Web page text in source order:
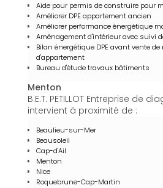
Aide pour permis de construire pour
Améliorer DPE appartement ancien
Améliorer performance énergétique
Aménagement d'intérieur avec suivi
Bilan énergétique DPE avant vente
d'appartement
Bureau d'étude travaux bâtiments
Menton
B.E.T. PETILLOT Entreprise de
intervient à proximité de :
Beaulieu-sur-Mer
Beausoleil
Cap-d'Ail
Menton
Nice
Roquebrune-Cap-Martin